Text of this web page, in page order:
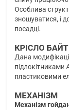
Особлива
зношуватися, і
посадці.
КРІСЛО
Дана
підлокітниками
пластиковими
МЕХАНІЗМ
Механізм